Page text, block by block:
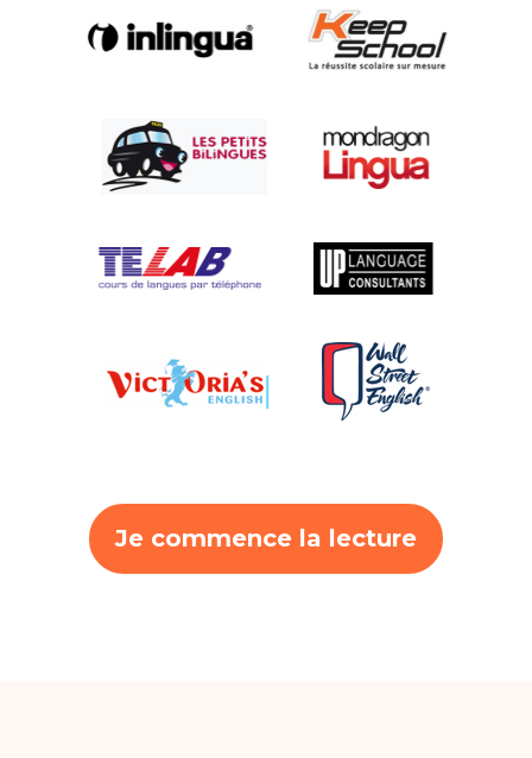
Je commence la lecture